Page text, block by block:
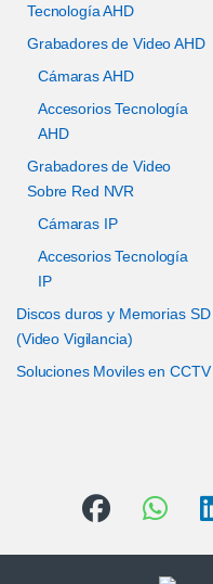
Tecnología AHD
Grabadores de Video AHD
Cámaras AHD
Accesorios Tecnología
AHD
Grabadores de Video
Sobre Red NVR
Cámaras IP
Accesorios Tecnología
IP
Discos duros y Memorias SD
(Video Vigilancia)
Soluciones Moviles en CCTV